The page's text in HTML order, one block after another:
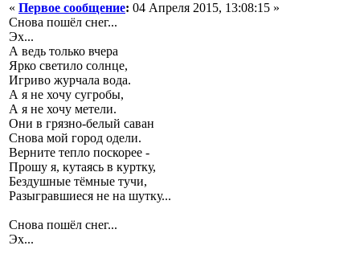
« Первое сообщение: 04 Апреля 2015, 13:08:15 »
Снова пошёл снег...
Эх...
А ведь только вчера
Ярко светило солнце,
Игриво журчала вода.
А я не хочу сугробы,
А я не хочу метели.
Они в грязно-белый саван
Снова мой город одели.
Верните тепло поскорее -
Прошу я, кутаясь в куртку,
Бездушные тёмные тучи,
Разыгравшиеся не на шутку...
Снова пошёл снег...
Эх...